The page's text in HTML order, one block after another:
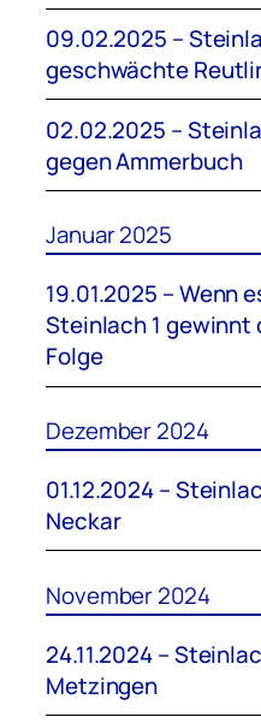
09.02.2025 –
geschwächte
02.02.2025 –
gegen Ammerbuch
Januar 2025
19.01.2025 – Wenn
Steinlach 1 gewinnt
Folge
Dezember 2024
01.12.2024 –
Neckar
November 2024
24.11.2024 –
Metzingen